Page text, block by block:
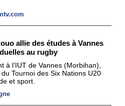
allie des études à Vannes
au rugby
à l’IUT de Vannes (Morbihan),
Tournoi des Six Nations U20
et sport.